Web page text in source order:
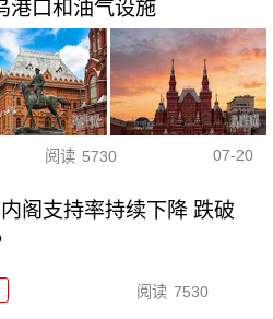
港口和油气设施
阅读 5730 07-20
阁支持率持续下降 跌破
阅读 7530